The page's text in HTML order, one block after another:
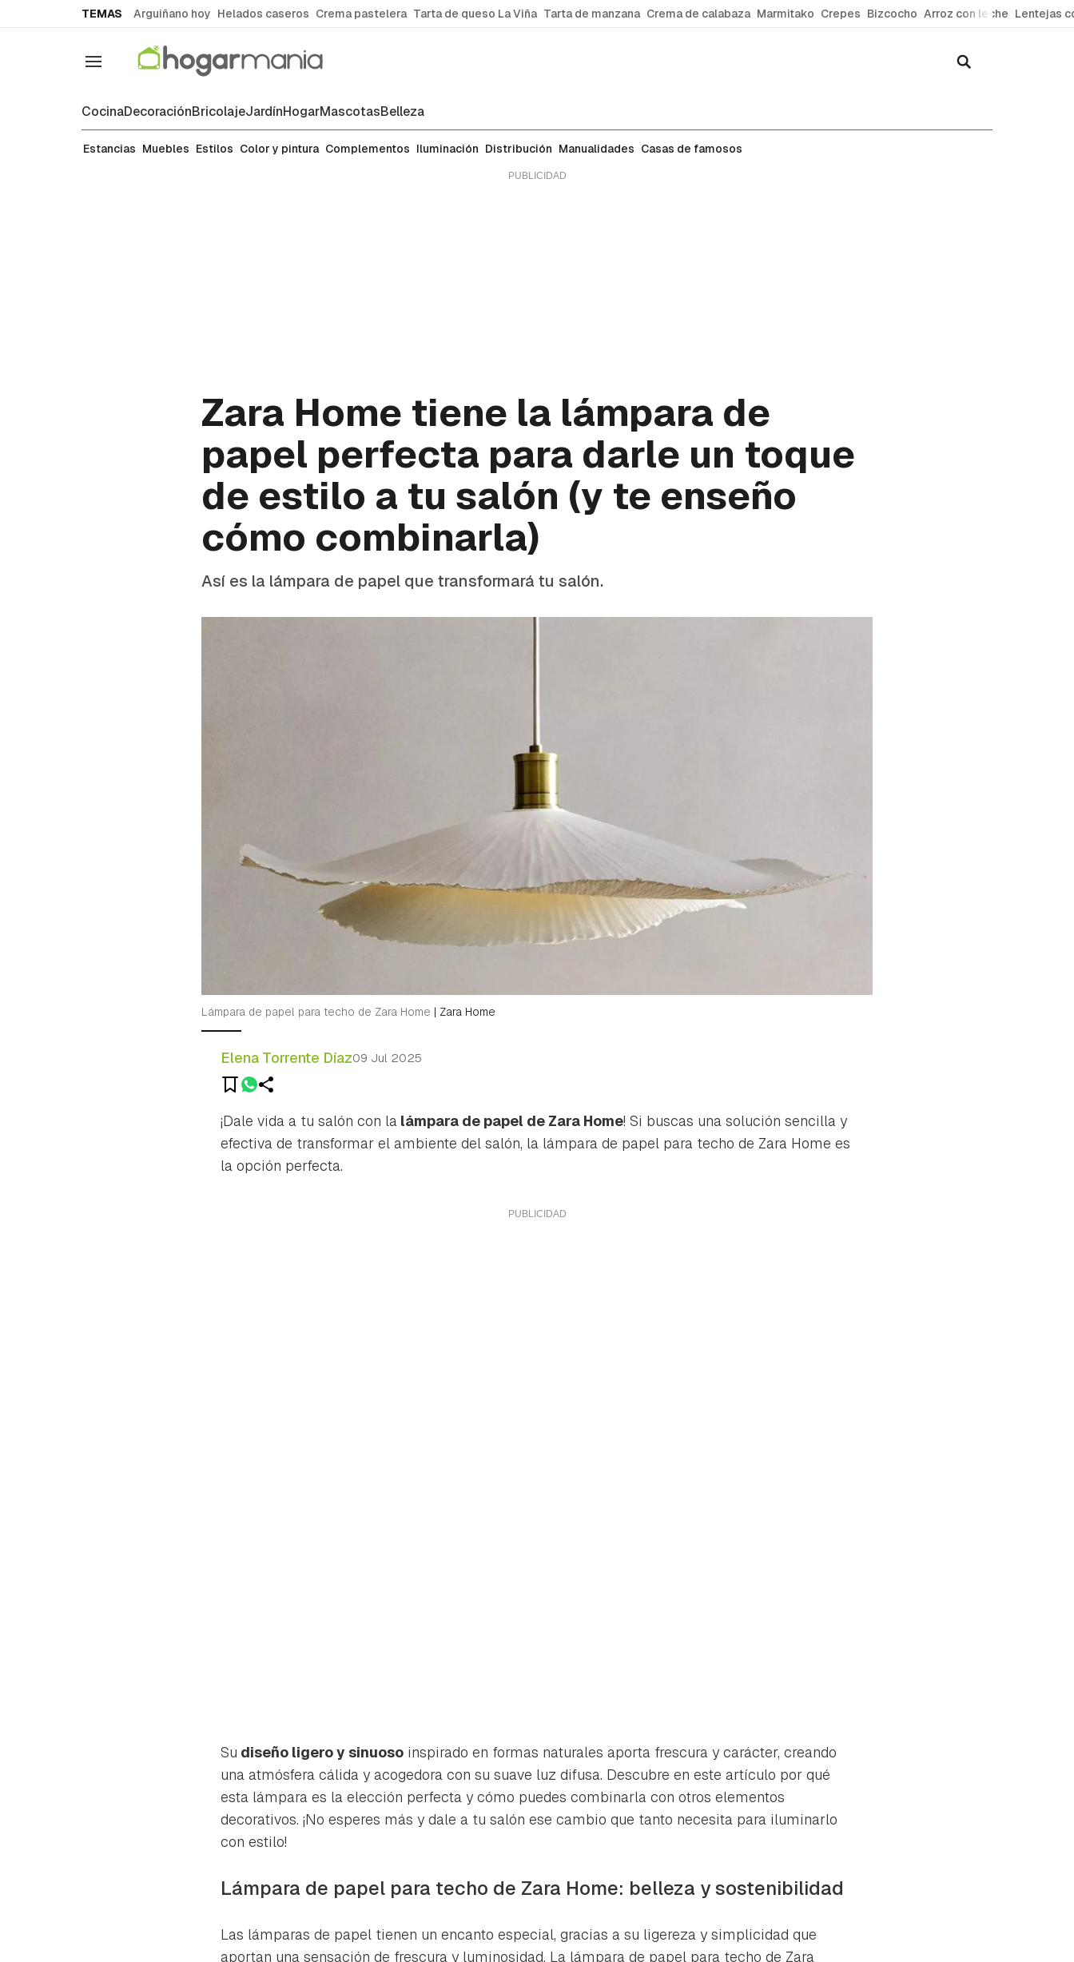
TEMAS Arguiñano hoy Helados caseros Crema pastelera Tarta de queso La Viña Tarta de manzana Crema de calabaza Marmitako Crepes Bizcocho Arroz con leche Lentejas
Navegación
CocinaDecoraciónBricolajeJardínHogarMascotasBelleza
Ideas para decorar cada estancia de tu casa: salón, baño, cocina, dormitorio y más
Estancias Muebles Estilos Color y pintura Complementos Iluminación Distribución Manualidades Casas de famosos
Zara Home tiene la lámpara de
papel perfecta para darle un toque
de estilo a tu salón (y te enseño
cómo combinarla)
Así es la lámpara de papel que transformará tu salón.
Lámpara de papel para techo de Zara Home | Zara Home
Elena Torrente Díaz09 Jul 2025
Guardar como favorito
Para poder guardar como favorito, primero has de iniciar sesión con tu
cuenta de Hogarmanía.
¡Dale vida a tu salón con la lámpara de papel de Zara Home! Si buscas una solución sencilla y
efectiva de transformar el ambiente del salón, la lámpara de papel para techo de Zara Home es
la opción perfecta.
Su diseño ligero y sinuoso inspirado en formas naturales aporta frescura y carácter, creando
una atmósfera cálida y acogedora con su suave luz difusa. Descubre en este artículo por qué
esta lámpara es la elección perfecta y cómo puedes combinarla con otros elementos
decorativos. ¡No esperes más y dale a tu salón ese cambio que tanto necesita para iluminarlo
con estilo!
Lámpara de papel para techo de Zara Home: belleza y sostenibilidad
Las lámparas de papel tienen un encanto especial, gracias a su ligereza y simplicidad que
aportan una sensación de frescura y luminosidad. La lámpara de papel para techo de Zara
Contenido enviado
Gracias por suscribirte a nuestro boletín.
ACEPTAR